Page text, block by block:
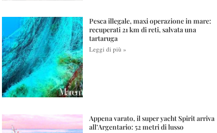
Pesca illegale, maxi operazione in mare:
recuperati 21 km di reti, salvata una
tartaruga
Leggi di più »
Appena varato, il super yacht Spirit arriva
all’Argentario: 52 metri di lusso